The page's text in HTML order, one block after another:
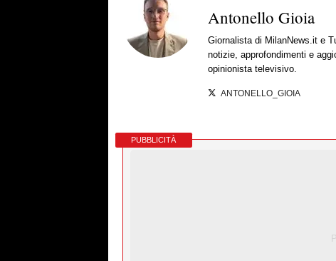
Antonello Gioia
Giornalista di MilanNews.it e
notizie, approfondimenti e
opinionista televisivo.
ANTONELLO_GIOIA
PUBBLICITÀ